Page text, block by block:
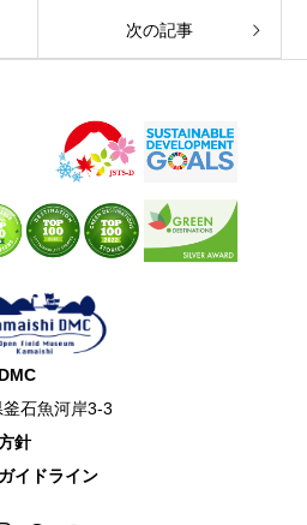
次の記事
石魚河岸3-3
針
イドライン